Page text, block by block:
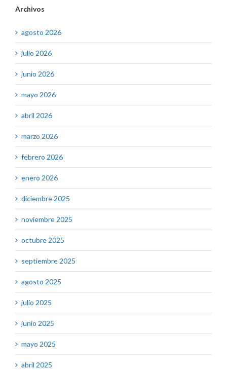
Archivos
agosto 2026
julio 2026
junio 2026
mayo 2026
abril 2026
marzo 2026
febrero 2026
enero 2026
diciembre 2025
noviembre 2025
octubre 2025
septiembre 2025
agosto 2025
julio 2025
junio 2025
mayo 2025
abril 2025